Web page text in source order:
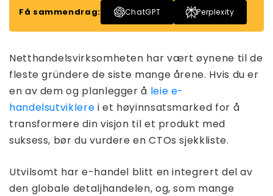
Få sammendrag: ChatGPT Perplexity
Netthandelsvirksomheten har vært øynene til de
fleste gründere de siste mange årene. Hvis du er
en av dem og planlegger å leie e-
handelsutviklere i et høyinnsatsmarked for å
transformere din visjon til et produkt med
suksess, bør du vurdere en CTOs sjekkliste.
Utvilsomt har e-handel blitt en integrert del av
den globale detaljhandelen, og, som mange